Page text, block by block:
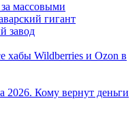
массовыми
гигант
завод
хабы Wildberries и Ozon в
Кому вернут деньги